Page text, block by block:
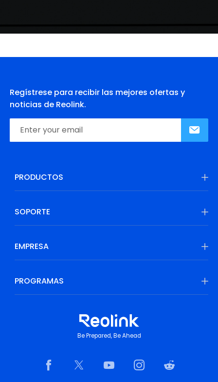
Regístrese para recibir las mejores ofertas y
noticias de Reolink.
PRODUCTOS
SOPORTE
EMPRESA
PROGRAMAS
Be Prepared, Be Ahead